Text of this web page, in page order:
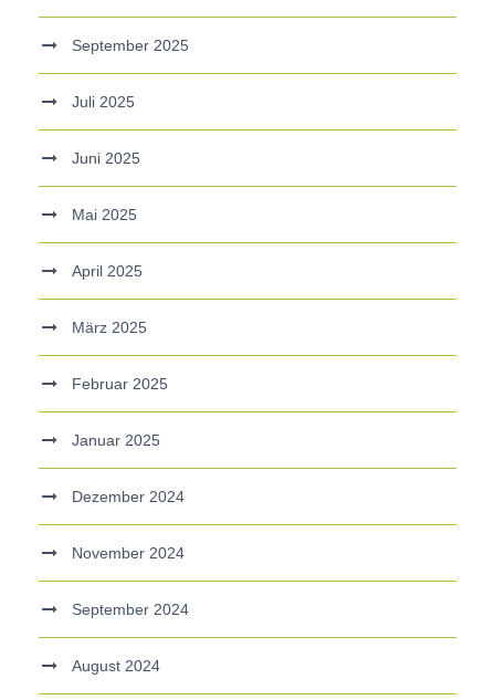
September 2025
Juli 2025
Juni 2025
Mai 2025
April 2025
März 2025
Februar 2025
Januar 2025
Dezember 2024
November 2024
September 2024
August 2024